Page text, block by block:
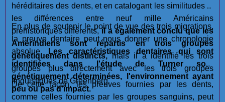
héréditaires des dents, et en catalogant les similitudes et
les différences entre neuf mille Américains
préhistoriques différents,il a également conclu que les
Amérindiens sont répartis en trois groupes
génétiquement distincts,mais il a identifié les trois
groupes plus directement avec les trois groupes
linguistiques de Greenberg.
En plus de soutenir le point de vue des trois migrations,
la preuve dentaire peut nous donner une chronologie
absolue. Les caractéristiques dentaires qui sont
identifiées dans l'étude de Turner sont
génétiquement déterminées, l'environnement ayant
peu ou pas d'impact.
De cette façon, les preuves fournies par les dents,
comme celles fournies par les groupes sanguins, peut